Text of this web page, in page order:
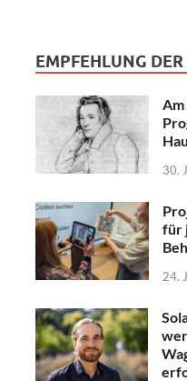
EMPFEHLUNG
30.
für
24.